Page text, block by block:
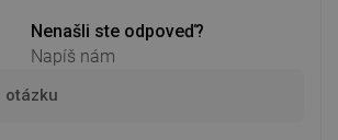
Nenašli ste odpoveď?
Napíš nám
otázku